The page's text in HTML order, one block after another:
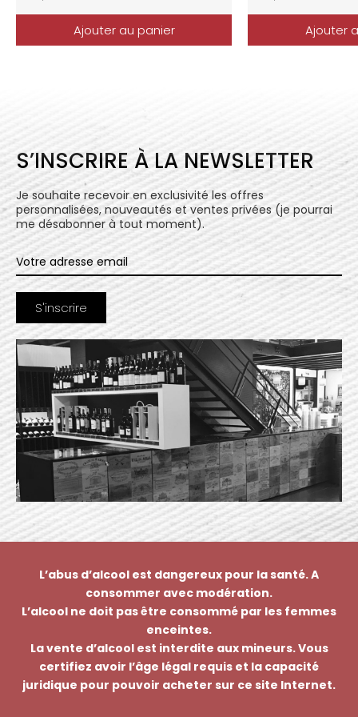
Ajouter au panier Ajouter
S’INSCRIRE À LA NEWSLETTER
Je souhaite recevoir en exclusivité les offres
personnalisées, nouveautés et ventes privées (je pourrai
me désabonner à tout moment).
L’abus d’alcool est dangereux pour la santé. A
consommer avec modération.
L’alcool ne doit pas être consommé par les femmes
enceintes.
La vente d’alcool est interdite aux mineurs. Vous
certifiez avoir l’âge légal requis et la capacité
juridique pour pouvoir acheter sur ce site Internet.